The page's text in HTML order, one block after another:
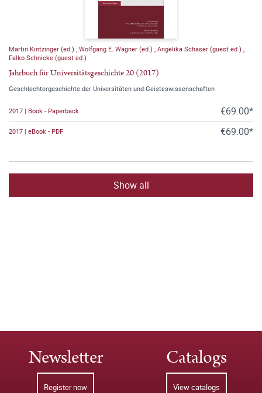
Martin Kintzinger (ed.) Wolfgang E. Wagner (ed.) Angelika Schaser (guest ed.)
Falko Schnicke (guest ed.)
Jahrbuch für Universitätsgeschichte 20 (2017)
Geschlechtergeschichte der Universitäten und Geisteswissenschaften
2017 | Book - Paperback €69.00*
2017 | eBook - PDF €69.00*
Show all
Newsletter
Register now
Catalogs
View catalogs